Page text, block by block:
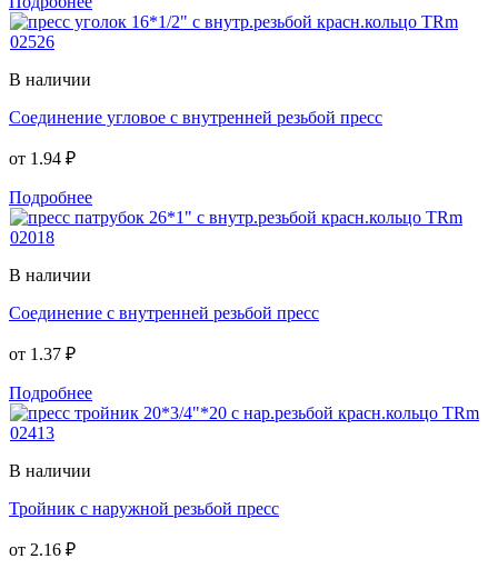
В наличии
Соединение угловое с внутренней резьбой пресс
от 1.94 ₽
Подробнее
В наличии
Соединение с внутренней резьбой пресс
от 1.37 ₽
Подробнее
В наличии
Тройник с наружной резьбой пресс
от 2.16 ₽